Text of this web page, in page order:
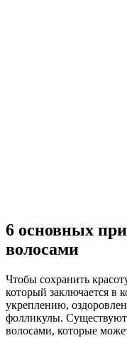
6 основных
волосами
Чтобы сохранить
который заключается в
укреплению,
фолликулы.
волосами, которые